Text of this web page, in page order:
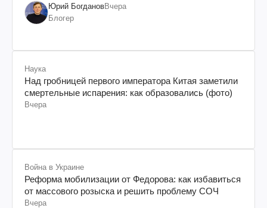
Юрий БогдановВчера
Блогер
Наука
Над гробницей первого императора Китая заметили
смертельные испарения: как образовались (фото)
Вчера
Война в Украине
Реформа мобилизации от Федорова: как избавиться
от массового розыска и решить проблему СОЧ
Вчера